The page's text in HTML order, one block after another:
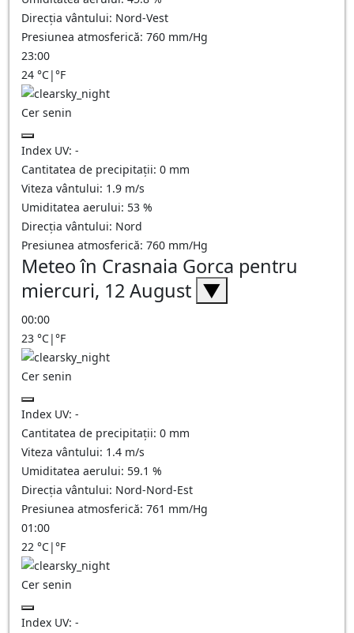
Direcția vântului: Nord-Vest
Presiunea atmosferică: 760 mm/Hg
23:00
24 °C|°F
Cer senin
Index UV: -
Cantitatea de precipitații: 0 mm
Viteza vântului: 1.9 m/s
Umiditatea aerului: 53 %
Direcția vântului: Nord
Presiunea atmosferică: 760 mm/Hg
Meteo în Crasnaia Gorca pentru
miercuri, 12 August ▼
00:00
23 °C|°F
Cer senin
Index UV: -
Cantitatea de precipitații: 0 mm
Viteza vântului: 1.4 m/s
Umiditatea aerului: 59.1 %
Direcția vântului: Nord-Nord-Est
Presiunea atmosferică: 761 mm/Hg
01:00
22 °C|°F
Cer senin
Index UV: -